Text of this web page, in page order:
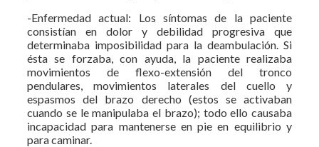
-Enfermedad actual: Los síntomas de la paciente
consistían en dolor y debilidad progresiva que
determinaba imposibilidad para la deambulación. Si
ésta se forzaba, con ayuda, la paciente realizaba
movimientos de flexo-extensión del tronco
pendulares, movimientos laterales del cuello y
espasmos del brazo derecho (estos se activaban
cuando se le manipulaba el brazo); todo ello causaba
incapacidad para mantenerse en pie en equilibrio y
para caminar.